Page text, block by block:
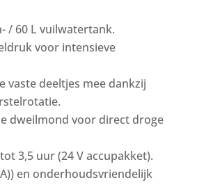
/ 60 L vuilwatertank.
voor intensieve
vaste deeltjes mee dankzij
dweilmond voor direct droge
3,5 uur (24 V accupakket).
en onderhoudsvriendelijk